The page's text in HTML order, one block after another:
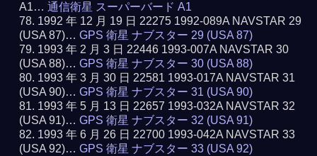
A1…通信衛星 スーパーバード A1
1992 年 12 月 19 日 22275 1992-089A NAVSTAR 29
(USA 87)…GPS 衛星 ナブスター 29 (USA 87)
1993 年 2 月 3 日 22446 1993-007A NAVSTAR 30
(USA 88)…GPS 衛星 ナブスター 30 (USA 88)
1993 年 3 月 30 日 22581 1993-017A NAVSTAR 31
(USA 90)…GPS 衛星 ナブスター 31 (USA 90)
1993 年 5 月 13 日 22657 1993-032A NAVSTAR 32
(USA 91)…GPS 衛星 ナブスター 32 (USA 91)
1993 年 6 月 26 日 22700 1993-042A NAVSTAR 33
(USA 92)…GPS 衛星 ナブスター 33 (USA 92)